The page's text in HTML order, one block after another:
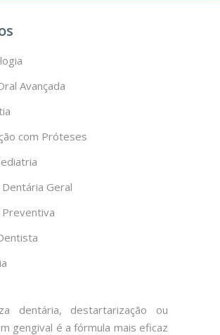
Avançada
com Próteses
Geral
Preventiva
dentária, destartarização ou
gengival é a fórmula mais eficaz